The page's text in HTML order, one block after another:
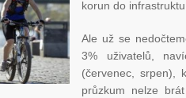
korun do
Ale už se
3% uživatelů,
(červenec, srpen),
průzkum nelze